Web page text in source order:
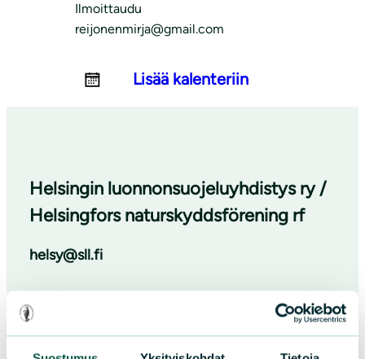
Ilmoittaudu
reijonenmirja@gmail.com
Lisää kalenteriin
Helsingin luonnonsuojeluyhdistys ry /
Helsingfors naturskyddsförening rf
helsy@sll.fi
puhelin / telefon